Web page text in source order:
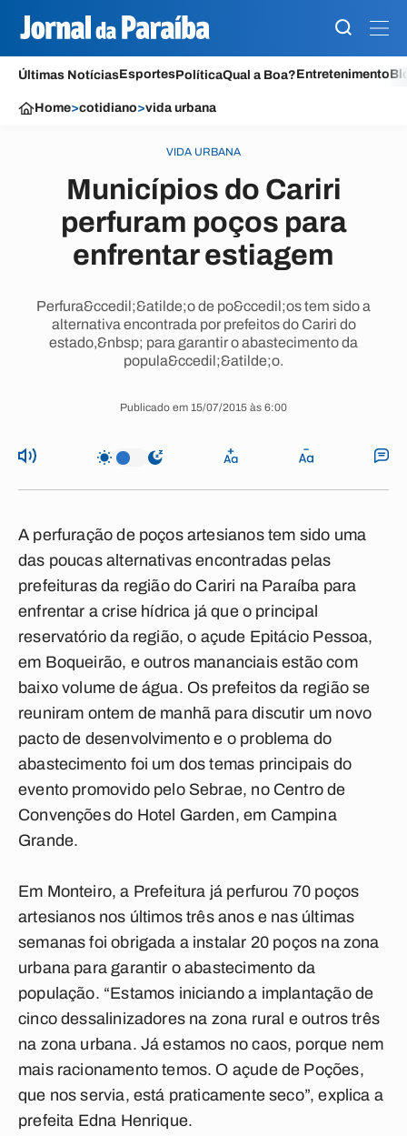
Últimas NotíciasEsportesPolíticaQual a Boa?Entretenimento
Home>cotidiano>vida urbana
VIDA URBANA
Municípios do Cariri
perfuram poços para
enfrentar estiagem
Perfura&ccedil;&atilde;o de po&ccedil;os tem sido a
alternativa encontrada por prefeitos do Cariri do
estado,&nbsp; para garantir o abastecimento da
popula&ccedil;&atilde;o.
Publicado em 15/07/2015 às 6:00
A perfuração de poços artesianos tem sido uma
das poucas alternativas encontradas pelas
prefeituras da região do Cariri na Paraíba para
enfrentar a crise hídrica já que o principal
reservatório da região, o açude Epitácio Pessoa,
em Boqueirão, e outros mananciais estão com
baixo volume de água. Os prefeitos da região se
reuniram ontem de manhã para discutir um novo
pacto de desenvolvimento e o problema do
abastecimento foi um dos temas principais do
evento promovido pelo Sebrae, no Centro de
Convenções do Hotel Garden, em Campina
Grande.
Em Monteiro, a Prefeitura já perfurou 70 poços
artesianos nos últimos três anos e nas últimas
semanas foi obrigada a instalar 20 poços na zona
urbana para garantir o abastecimento da
população. “Estamos iniciando a implantação de
cinco dessalinizadores na zona rural e outros três
na zona urbana. Já estamos no caos, porque nem
mais racionamento temos. O açude de Poções,
que nos servia, está praticamente seco”, explica a
prefeita Edna Henrique.